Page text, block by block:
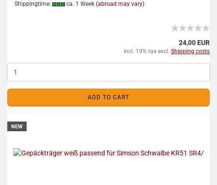
Shippingtime:
ca. 1 Week (abroad may vary)
24,00 EUR
incl. 19% tax excl. Shipping costs
ADD TO CART
NEW